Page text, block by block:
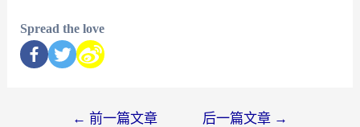
Spread the love
← 前一篇文章 后一篇文章 →